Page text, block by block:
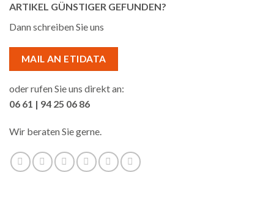
ARTIKEL GÜNSTIGER GEFUNDEN?
Dann schreiben Sie uns
MAIL AN ETIDATA
oder rufen Sie uns direkt an:
06 61 | 94 25 06 86
Wir beraten Sie gerne.